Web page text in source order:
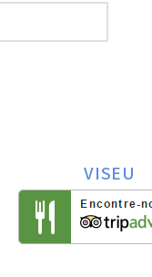
VISEU